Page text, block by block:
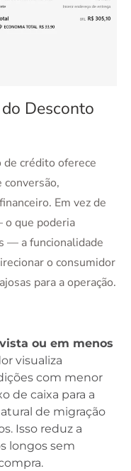
Desconto
de crédito oferece
Em vez de
que poderia
— a funcionalidade
o consumidor
para a operação.
ou em menos
visualiza
com menor
de caixa para a
de migração
Isso reduz a
longos sem